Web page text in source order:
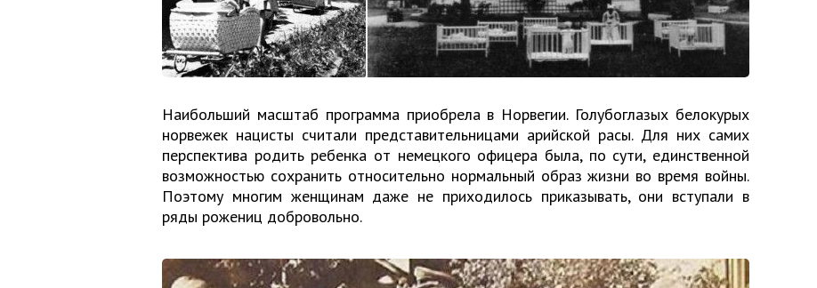
Наибольший масштаб программа приобрела в Норвегии. Голубоглазых белокурых
норвежек нацисты считали представительницами арийской расы. Для них самих
перспектива родить ребенка от немецкого офицера была, по сути, единственной
возможностью сохранить относительно нормальный образ жизни во время войны.
Поэтому многим женщинам даже не приходилось приказывать, они вступали в
ряды рожениц добровольно.